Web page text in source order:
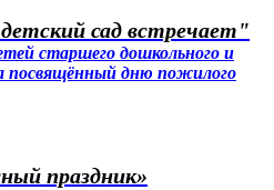
сад встречает"
старшего дошкольного и
посвящённый дню пожилого
праздник»